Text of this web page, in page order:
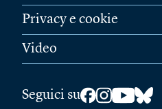
Privacy e cookie
Video
Seguici su